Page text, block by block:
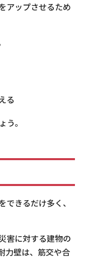
アップさせるため
る
。
きるだけ多く、
害に対する建物の
力壁は、筋交や合